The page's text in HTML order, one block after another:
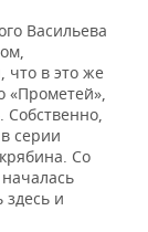
Васильева
в это же
«Прометей»,
Собственно,
серии
Со
и